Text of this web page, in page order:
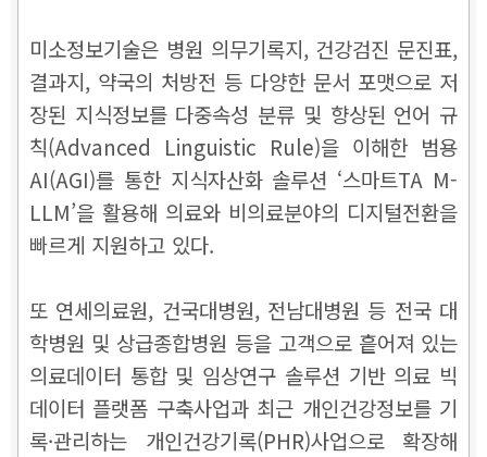
미소정보기술은 병원 의무기록지, 건강검진 문진표,
결과지, 약국의 처방전 등 다양한 문서 포맷으로 저
장된 지식정보를 다중속성 분류 및 향상된 언어 규
칙(Advanced Linguistic Rule)을 이해한 범용
AI(AGI)를 통한 지식자산화 솔루션 ‘스마트TA M-
LLM’을 활용해 의료와 비의료분야의 디지털전환을
빠르게 지원하고 있다.
또 연세의료원, 건국대병원, 전남대병원 등 전국 대
학병원 및 상급종합병원 등을 고객으로 흩어져 있는
의료데이터 통합 및 임상연구 솔루션 기반 의료 빅
데이터 플랫폼 구축사업과 최근 개인건강정보를 기
록·관리하는 개인건강기록(PHR)사업으로 확장해